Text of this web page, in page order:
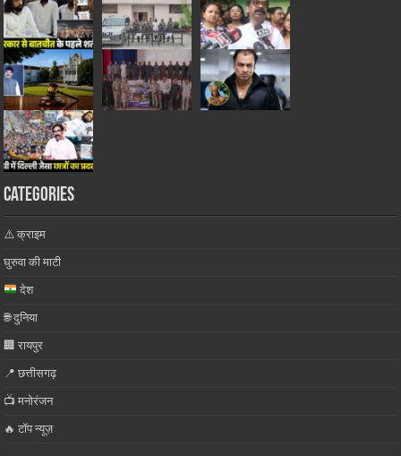
Categories
⚠️ क्राइम
घुरुवा की माटी
देश
🌐 दुनिया
🏢 रायपुर
📍 छत्तीसगढ़
📺 मनोरंजन
🔥 टॉप न्यूज़